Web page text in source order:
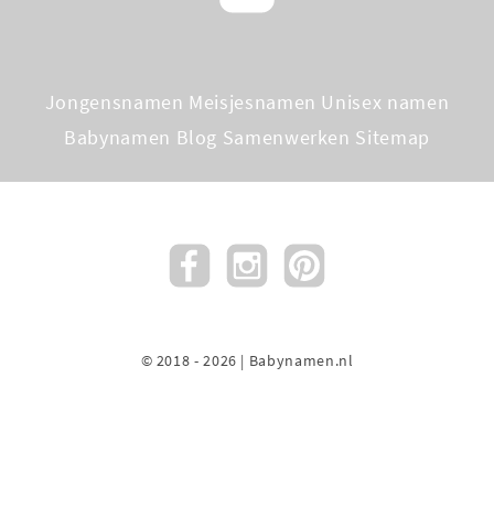
Jongensnamen Meisjesnamen Unisex namen
Babynamen Blog Samenwerken Sitemap
© 2018 - 2026 | Babynamen.nl